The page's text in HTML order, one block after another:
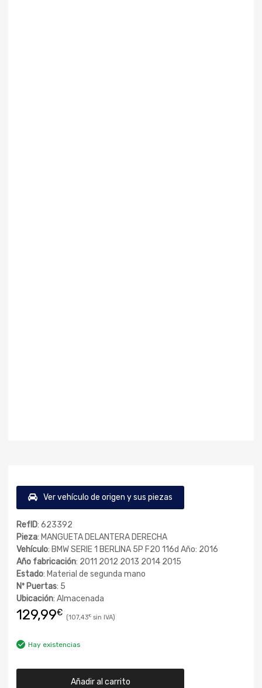
Ver vehículo de origen y sus piezas
RefID: 623392
Pieza: MANGUETA DELANTERA DERECHA
Vehículo: BMW SERIE 1 BERLINA 5P F20 116d Año: 2016
Año fabricación: 2011 2012 2013 2014 2015
Estado: Material de segunda mano
Nº Puertas: 5
Ubicación: Almacenada
129,99€ 107,43€
Hay existencias
Añadir al carrito